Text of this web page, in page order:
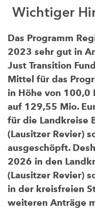
Wichtiger
Das Programm
2023 sehr gut in
Just Transition
Mittel für das
in Höhe von 100,0
auf 129,55 Mio.
für die Landkreise
(Lausitzer Revier)
ausgeschöpft.
2026 in den
(Lausitzer Revier)
in der kreisfreien
weiteren Anträge